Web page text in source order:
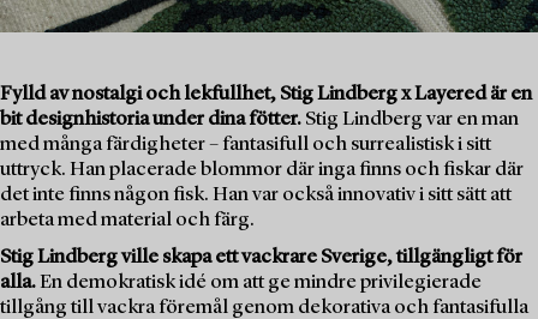
Fylld av nostalgi och lekfullhet, Stig Lindberg x Layered är en
bit designhistoria under dina fötter. Stig Lindberg var en man
med många färdigheter – fantasifull och surrealistisk i sitt
uttryck. Han placerade blommor där inga finns och fiskar där
det inte finns någon fisk. Han var också innovativ i sitt sätt att
arbeta med material och färg.
Stig Lindberg ville skapa ett vackrare Sverige, tillgängligt för
alla.En demokratisk idé om att ge mindre privilegierade
tillgång till vackra föremål genom dekorativa och fantasifulla